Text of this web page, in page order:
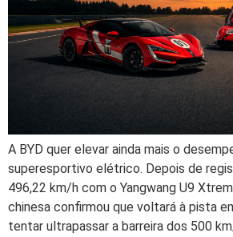
A BYD quer elevar ainda mais o
superesportivo elétrico. Depois de
496,22 km/h com o Yangwang U9
chinesa confirmou que voltará à pista
tentar ultrapassar a barreira dos 500